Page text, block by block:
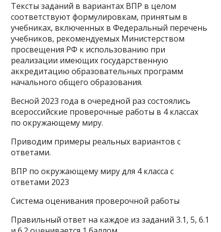
Тексты заданий в вариантах ВПР в целом
соответствуют формулировкам, принятым в
учебниках, включенных в Федеральный перечень
учебников, рекомендуемых Министерством
просвещения РФ к использованию при
реализации имеющих государственную
аккредитацию образовательных программ
начального общего образования.
Весной 2023 года в очередной раз состоялись
всероссийские проверочные работы в 4 классах
по окружающему миру.
Приводим примеры реальных вариантов с
ответами.
ВПР по окружающему миру для 4 класса с
ответами 2023
Система оценивания проверочной работы
Правильный ответ на каждое из заданий 3.1, 5, 6.1